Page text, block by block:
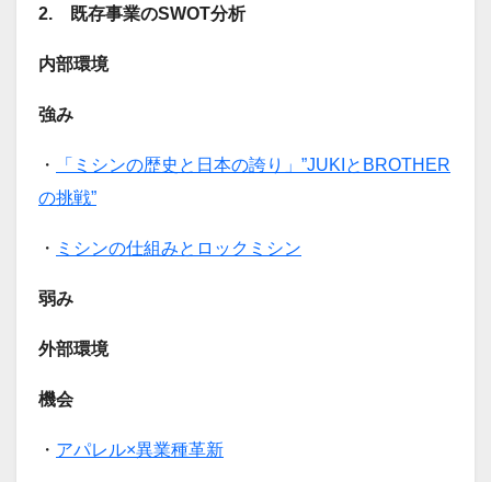
2. 既存事業のSWOT分析
内部環境
強み
・
「ミシンの歴史と日本の誇り」”JUKIとBROTHER
の挑戦”
・ ミシンの仕組みとロックミシン
弱み
外部環境
機会
・ アパレル×異業種革新